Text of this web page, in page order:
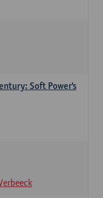
Soft Power's